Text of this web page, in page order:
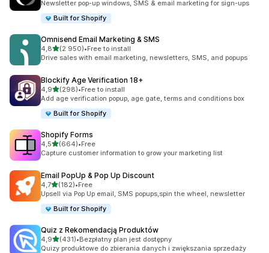
Newsletter pop-up windows, SMS & email marketing for sign-ups
Built for Shopify
Omnisend Email Marketing & SMS
4,8na 5 gwiazdek
(2 950)
Łączna liczba recenzji: 2950
•Free to install
Drive sales with email marketing, newsletters, SMS, and popups
Blockify Age Verification 18+
4,9na 5 gwiazdek
(298)
Łączna liczba recenzji: 298
•Free to install
Add age verification popup, age gate, terms and conditions box
Built for Shopify
Shopify Forms
4,5na 5 gwiazdek
(664)
Łączna liczba recenzji: 664
•Free
Capture customer information to grow your marketing list
Email PopUp & Pop Up Discount
4,7na 5 gwiazdek
(182)
Łączna liczba recenzji: 182
•Free
Upsell via Pop Up email, SMS popups,spin the wheel, newsletter
Built for Shopify
Quiz z Rekomendacją Produktów
4,9na 5 gwiazdek
(431)
Łączna liczba recenzji: 431
•Bezpłatny plan jest dostępny
Quizy produktowe do zbierania danych i zwiększania sprzedaży